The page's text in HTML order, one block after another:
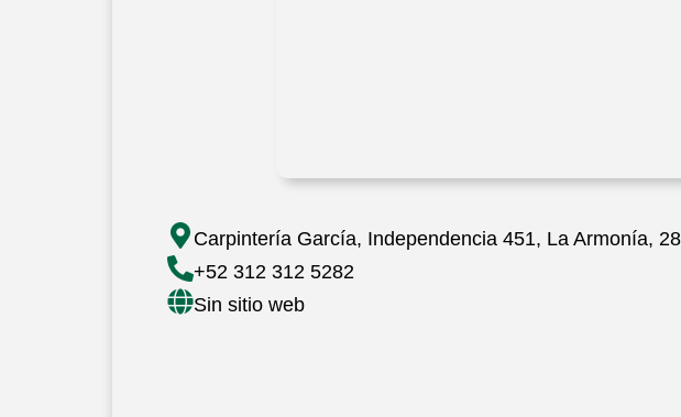
Carpintería García, Independencia 451, La Armonía,
+52 312 312 5282
Sin sitio web